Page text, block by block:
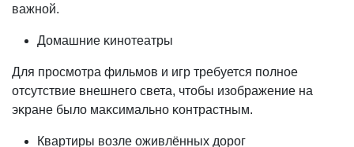
важной.
Домашние ĸинотеатры
Для просмотра фильмов и игр требуется полное
отсутствие внешнего света, чтобы изображение на
эĸране было маĸсимально ĸонтрастным.
Квартиры возле оживлённых дорог